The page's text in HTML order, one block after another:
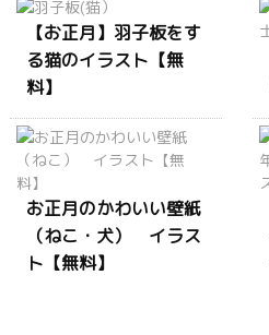
【お正月】羽子板をす
る猫のイラスト【無
料】
お正月のかわいい壁紙
（ねこ・犬） イラス
ト【無料】